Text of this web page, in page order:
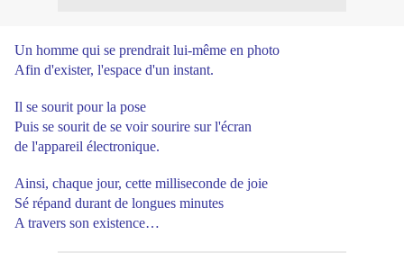
Un homme qui se prendrait lui-même en photo
Afin d'exister, l'espace d'un instant.
Il se sourit pour la pose
Puis se sourit de se voir sourire sur l'écran
de l'appareil électronique.
Ainsi, chaque jour, cette milliseconde de joie
Sé répand durant de longues minutes
A travers son existence…